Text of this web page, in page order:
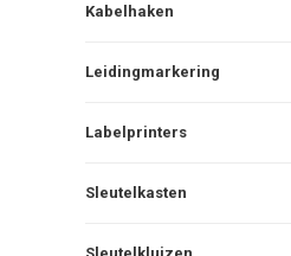
Kabelhaken
Leidingmarkering
Labelprinters
Sleutelkasten